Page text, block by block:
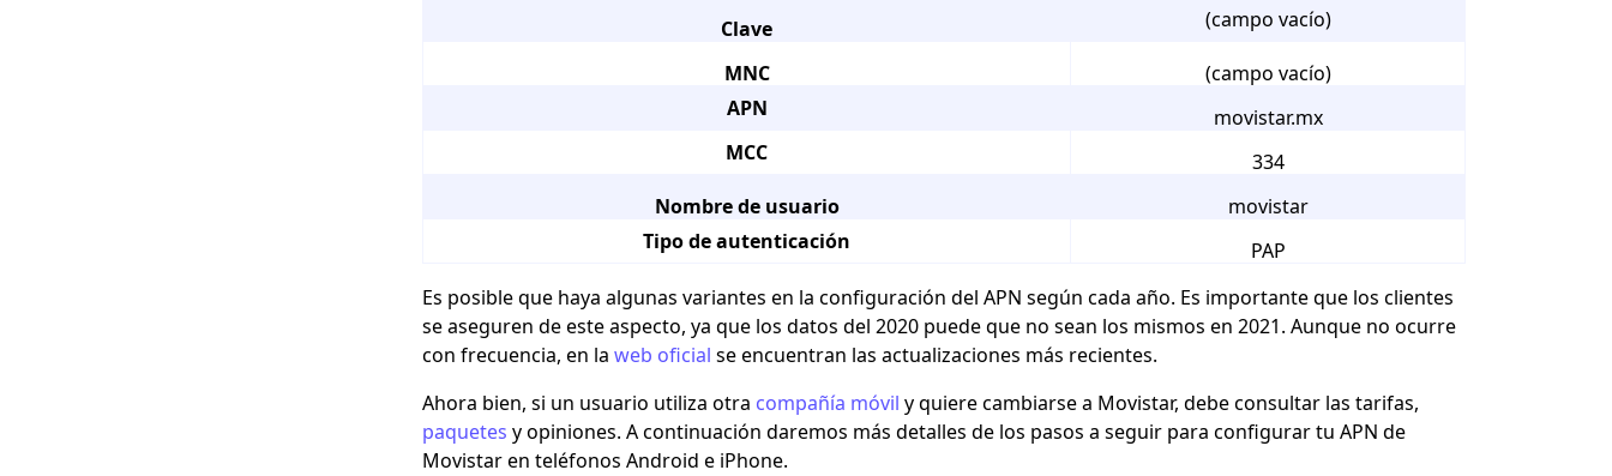
Clave (campo vacío)
MNC
(campo vacío)
APN
movistar.mx
MCC
334
Nombre de usuario
movistar
Tipo de autenticación
PAP
Es posible que haya algunas variantes en la configuración del APN según cada año. Es importante que los clientes
se aseguren de este aspecto, ya que los datos del 2020 puede que no sean los mismos en 2021. Aunque no ocurre
con frecuencia, en la web oficial se encuentran las actualizaciones más recientes.
Ahora bien, si un usuario utiliza otra compañía móvil y quiere cambiarse a Movistar, debe consultar las tarifas,
paquetes y opiniones. A continuación daremos más detalles de los pasos a seguir para configurar tu APN de
Movistar en teléfonos Android e iPhone.